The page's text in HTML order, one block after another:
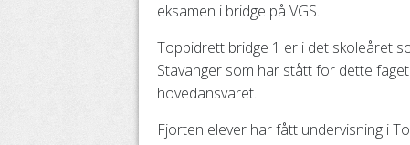
eksamen i bridge på VGS.
Toppidrett bridge 1 er i det skoleåret
Stavanger som har stått for dette
hovedansvaret.
Fjorten elever har fått undervisning i